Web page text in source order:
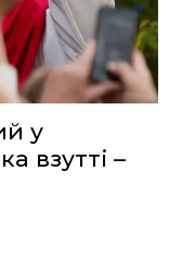
у
взутті –